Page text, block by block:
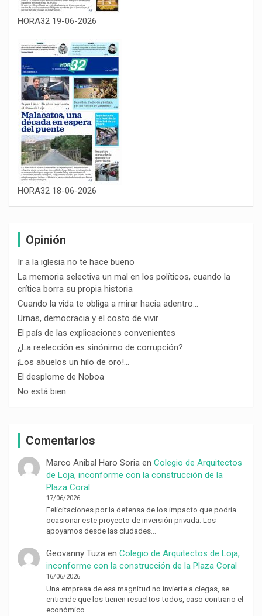
HORA32 19-06-2026
HORA32 18-06-2026
Opinión
Ir a la iglesia no te hace bueno
La memoria selectiva un mal en los políticos, cuando la
crítica borra su propia historia
Cuando la vida te obliga a mirar hacia adentro…
Urnas, democracia y el costo de vivir
El país de las explicaciones convenientes
¿La reelección es sinónimo de corrupción?
¡Los abuelos un hilo de oro!…
El desplome de Noboa
No está bien
Comentarios
Marco Anibal Haro Soriaen Colegio de Arquitectos
de Loja, inconforme con la construcción de la
Plaza Coral
17/06/2026
Felicitaciones por la defensa de los impacto que podría
ocasionar este proyecto de inversión privada. Los
apoyamos desde las ciudades…
Geovanny Tuzaen Colegio de Arquitectos de Loja,
inconforme con la construcción de la Plaza Coral
16/06/2026
Una empresa de esa magnitud no invierte a ciegas, se
entiende que los tienen resueltos todos, caso contrario el
económico…